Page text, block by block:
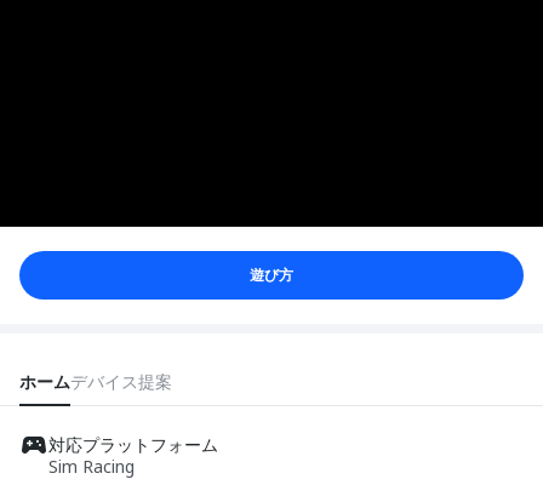
遊び方
ホームデバイス提案
対応プラットフォーム
Sim Racing